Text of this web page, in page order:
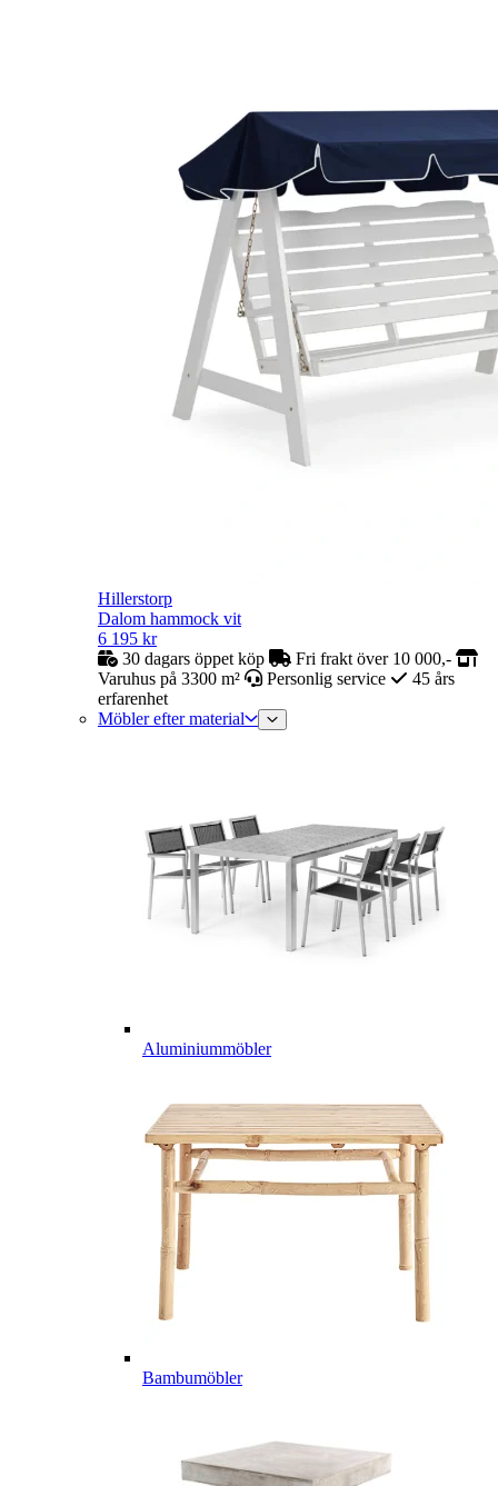
Hillerstorp
Dalom hammock vit
6 195 kr
30 dagars öppet köp
Fri frakt över 10 000,-
Varuhus på 3300 m²
Personlig service
45 års
erfarenhet
Möbler efter material
Aluminiummöbler
Bambumöbler